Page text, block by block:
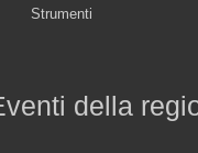
Strumenti
della